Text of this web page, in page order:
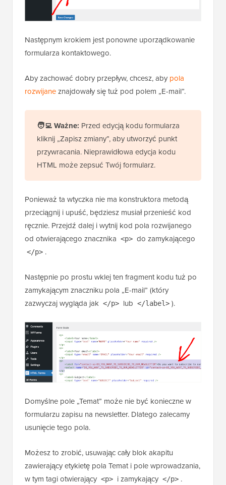
Następnym krokiem jest ponowne uporządkowanie
formularza kontaktowego.
Aby zachować dobry przepływ, chcesz, aby pola
rozwijaneznajdowały się tuż pod polem „E-mail”.
🧑‍💻Ważne: Przed edycją kodu formularza
kliknij „Zapisz zmiany”, aby utworzyć punkt
przywracania. Nieprawidłowa edycja kodu
HTML może zepsuć Twój formularz.
Ponieważ ta wtyczka nie ma konstruktora metodą
przeciągnij i upuść, będziesz musiał przenieść kod
ręcznie. Przejdź dalej i wytnij kod pola rozwijanego
od otwierającego znacznika <p> do zamykającego
</p> .
Następnie po prostu wklej ten fragment kodu tuż po
zamykającym znaczniku pola „E-mail” (który
zazwyczaj wygląda jak </p> lub </label> ).
Domyślne pole „Temat” może nie być konieczne w
formularzu zapisu na newsletter. Dlatego zalecamy
usunięcie tego pola.
Możesz to zrobić, usuwając cały blok akapitu
zawierający etykietę pola Temat i pole wprowadzania,
w tym tagi otwierający <p> i zamykający </p> .